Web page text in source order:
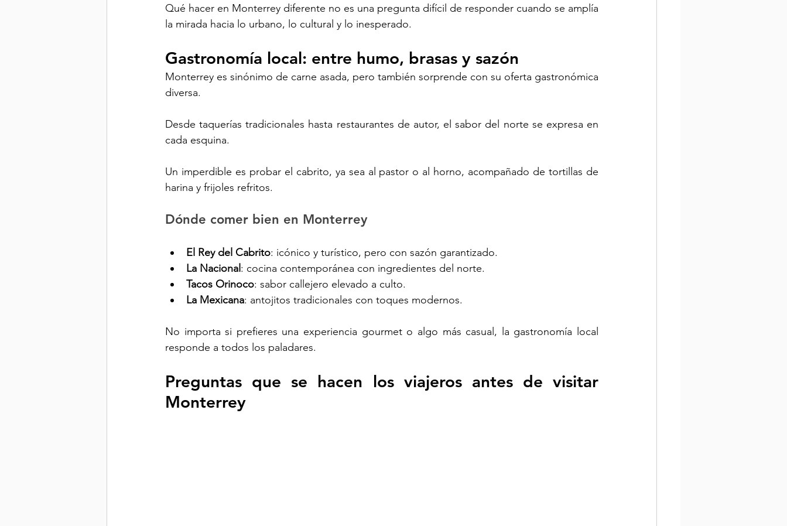
Qué hacer en Monterrey diferente no es una pregunta difícil de responder cuando se amplía
la mirada hacia lo urbano, lo cultural y lo inesperado.
Gastronomía local: entre humo, brasas y sazón
Monterrey es sinónimo de carne asada, pero también sorprende con su oferta gastronómica
diversa.
Desde taquerías tradicionales hasta restaurantes de autor, el sabor del norte se expresa en
cada esquina.
Un imperdible es probar el cabrito, ya sea al pastor o al horno, acompañado de tortillas de
harina y frijoles refritos.
Dónde comer bien en Monterrey
El Rey del Cabrito: icónico y turístico, pero con sazón garantizado.
La Nacional: cocina contemporánea con ingredientes del norte.
Tacos Orinoco: sabor callejero elevado a culto.
La Mexicana: antojitos tradicionales con toques modernos.
No importa si prefieres una experiencia gourmet o algo más casual, la gastronomía local
responde a todos los paladares.
Preguntas que se hacen los viajeros antes de visitar
Monterrey